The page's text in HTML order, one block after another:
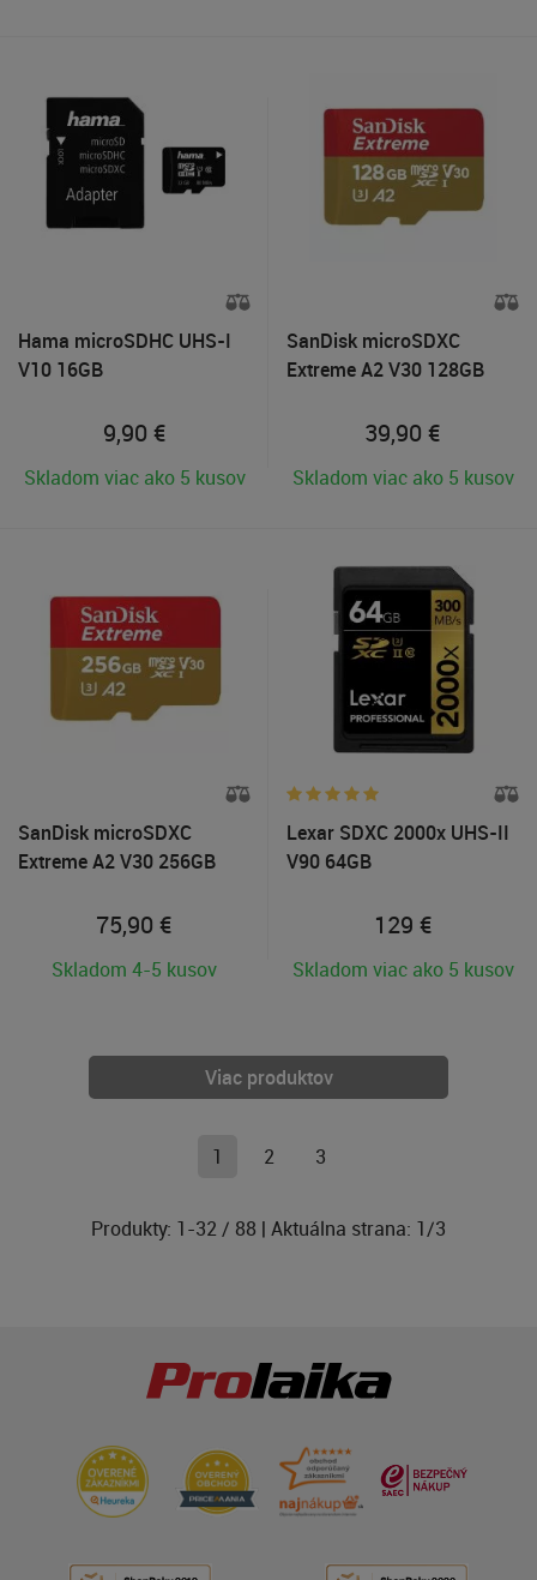
Hama microSDHC UHS-I
V10 16GB
9,90 €
Skladom viac ako 5 kusov
SanDisk microSDXC
Extreme A2 V30 128GB
39,90 €
Skladom viac ako 5 kusov
SanDisk microSDXC
Extreme A2 V30 256GB
75,90 €
Skladom 4-5 kusov
Lexar SDXC 2000x UHS-II
V90 64GB
129 €
Skladom viac ako 5 kusov
Viac produktov
1 2 3
Produkty: 1-32/ 88 | Aktuálna strana: 1/3